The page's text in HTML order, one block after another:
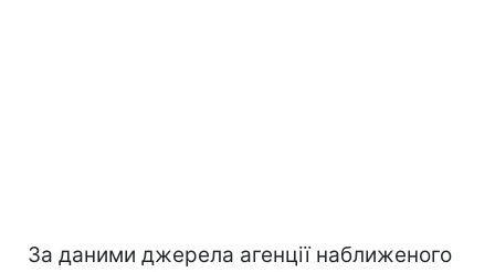
За даними джерела агенції наближеного